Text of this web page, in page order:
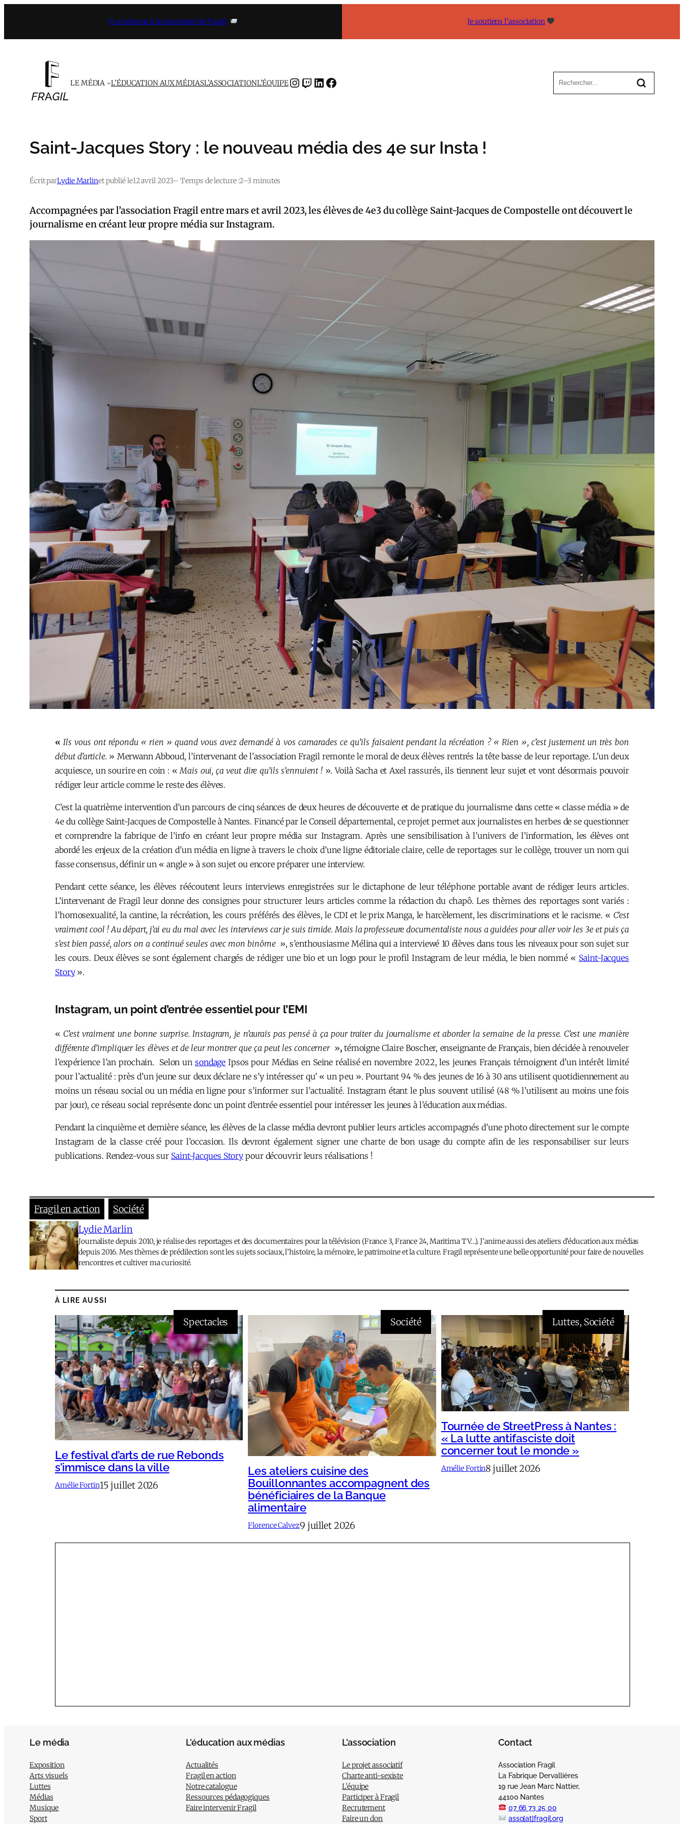
contenu
Je m’abonne à la newsletter de Fragil Je soutiens l’association
LE MÉDIA L’ÉDUCATION AUX MÉDIASL’ASSOCIATIONL’ÉQUIPEINSTAGRAMTWITCH LINKEDIN FACEBOOK
Saint-Jacques Story : le nouveau média des 4e sur Insta !
Écrit parLydie Marlinet publié le12 avril 2023– Temps de lecture :2–3 minutes
Accompagné·es par l’association Fragil entre mars et avril 2023, les élèves de 4e3 du collège Saint-Jacques de Compostelle ont découvert le
journalisme en créant leur propre média sur Instagram.
« Ils vous ont répondu « rien » quand vous avez demandé à vos camarades ce qu’ils faisaient pendant la récréation ? « Rien », c’est justement un très bon
début d’article. » Merwann Abboud, l’intervenant de l’association Fragil remonte le moral de deux élèves rentrés la tête basse de leur reportage. L’un deux
acquiesce, un sourire en coin : « Mais oui, ça veut dire qu’ils s’ennuient !». Voilà Sacha et Axel rassurés, ils tiennent leur sujet et vont désormais pouvoir
rédiger leur article comme le reste des élèves.
C’est la quatrième intervention d’un parcours de cinq séances de deux heures de découverte et de pratique du journalisme dans cette « classe média » de
4e du collège Saint-Jacques de Compostelle à Nantes. Financé par le Conseil départemental, ce projet permet aux journalistes en herbes de se questionner
et comprendre la fabrique de l’info en créant leur propre média sur Instagram. Après une sensibilisation à l’univers de l’information, les élèves ont
abordé les enjeux de la création d’un média en ligne à travers le choix d’une ligne éditoriale claire, celle de reportages sur le collège, trouver un nom qui
fasse consensus, définir un « angle » à son sujet ou encore préparer une interview.
Pendant cette séance, les élèves réécoutent leurs interviews enregistrées sur le dictaphone de leur téléphone portable avant de rédiger leurs articles.
L’intervenant de Fragil leur donne des consignes pour structurer leurs articles comme la rédaction du chapô. Les thèmes des reportages sont variés :
l’homosexualité, la cantine, la récréation, les cours préférés des élèves, le CDI et le prix Manga, le harcèlement, les discriminations et le racisme. « C’est
vraiment cool ! Au départ, j’ai eu du mal avec les interviews car je suis timide. Mais la professeure documentaliste nous a guidées pour aller voir les 3e et puis ça
s’est bien passé, alors on a continué seules avec mon binôme », s’enthousiasme Mélina qui a interviewé 10 élèves dans tous les niveaux pour son sujet sur
les cours. Deux élèves se sont également chargés de rédiger une bio et un logo pour le profil Instagram de leur média, le bien nommé « Saint-Jacques
Story».
Instagram, un point d’entrée essentiel pour l’EMI
« C’est vraiment une bonne surprise. Instagram, je n’aurais pas pensé à ça pour traiter du journalisme et aborder la semaine de la presse. C’est une manière
différente d’impliquer les élèves et de leur montrer que ça peut les concerner »,témoigne Claire Boscher, enseignante de Français, bien décidée à renouveler
l’expérience l’an prochain. Selon un sondage Ipsos pour Médias en Seine réalisé en novembre 2022, les jeunes Français témoignent d’un intérêt limité
pour l’actualité : près d’un jeune sur deux déclare ne s’y intéresser qu’ « un peu ». Pourtant 94 % des jeunes de 16 à 30 ans utilisent quotidiennement au
moins un réseau social ou un média en ligne pour s’informer sur l’actualité. Instagram étant le plus souvent utilisé (48 % l’utilisent au moins une fois
par jour), ce réseau social représente donc un point d’entrée essentiel pour intéresser les jeunes à l’éducation aux médias.
Pendant la cinquième et dernière séance, les élèves de la classe média devront publier leurs articles accompagnés d’une photo directement sur le compte
Instagram de la classe créé pour l’occasion. Ils devront également signer une charte de bon usage du compte afin de les responsabiliser sur leurs
publications. Rendez-vous sur Saint-Jacques Story pour découvrir leurs réalisations !
Fragil en action
Société
Lydie Marlin
Journaliste depuis 2010, je réalise des reportages et des documentaires pour la télévision (France 3, France 24, Maritima TV…). J’anime aussi des ateliers d’éducation aux médias
depuis 2016. Mes thèmes de prédilection sont les sujets sociaux, l’histoire, la mémoire, le patrimoine et la culture. Fragil représente une belle opportunité pour faire de nouvelles
rencontres et cultiver ma curiosité.
À LIRE AUSSI
Spectacles
Le festival d’arts de rue Rebonds
s’immisce dans la ville
Amélie Fortin15 juillet 2026
Société
Les ateliers cuisine des
Bouillonnantes accompagnent des
bénéficiaires de la Banque
alimentaire
Florence Calvez9 juillet 2026
Luttes, Société
Tournée de StreetPress à Nantes :
« La lutte antifasciste doit
concerner tout le monde »
Amélie Fortin8 juillet 2026
Le média
Exposition
Arts visuels
Luttes
Médias
Musique
Sport
L’éducation aux médias
Actualités
Fragil en action
Notre catalogue
Ressources pédagogiques
Faire intervenir Fragil
L’association
Le projet associatif
Charte anti-sexiste
L’équipe
Participer à Fragil
Recrutement
Faire un don
Contact
Association Fragil
La Fabrique Dervallières
19 rue Jean Marc Nattier,
44100 Nantes
07 66 73 25 00
asso[at]fragil.org